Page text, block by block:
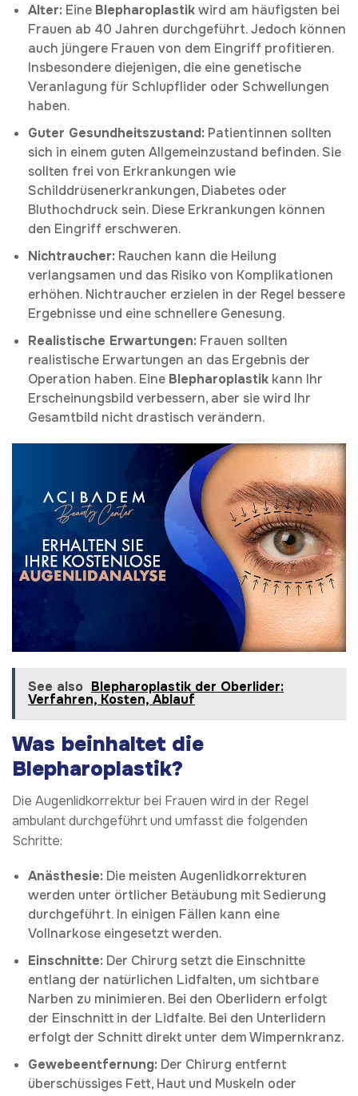
Alter: Eine Blepharoplastikwird am häufigsten bei
Frauen ab 40 Jahren durchgeführt. Jedoch können
auch jüngere Frauen von dem Eingriff profitieren.
Insbesondere diejenigen, die eine genetische
Veranlagung für Schlupflider oder Schwellungen
haben.
Guter Gesundheitszustand: Patientinnen sollten
sich in einem guten Allgemeinzustand befinden. Sie
sollten frei von Erkrankungen wie
Schilddrüsenerkrankungen, Diabetes oder
Bluthochdruck sein. Diese Erkrankungen können
den Eingriff erschweren.
Nichtraucher: Rauchen kann die Heilung
verlangsamen und das Risiko von Komplikationen
erhöhen. Nichtraucher erzielen in der Regel bessere
Ergebnisse und eine schnellere Genesung.
Realistische Erwartungen: Frauen sollten
realistische Erwartungen an das Ergebnis der
Operation haben. Eine Blepharoplastik kann Ihr
Erscheinungsbild verbessern, aber sie wird Ihr
Gesamtbild nicht drastisch verändern.
See also Blepharoplastik der Oberlider:
Verfahren, Kosten, Ablauf
Was beinhaltet die
Blepharoplastik?
Die Augenlidkorrektur bei Frauen wird in der Regel
ambulant durchgeführt und umfasst die folgenden
Schritte:
Anästhesie: Die meisten Augenlidkorrekturen
werden unter örtlicher Betäubung mit Sedierung
durchgeführt. In einigen Fällen kann eine
Vollnarkose eingesetzt werden.
Einschnitte: Der Chirurg setzt die Einschnitte
entlang der natürlichen Lidfalten, um sichtbare
Narben zu minimieren. Bei den Oberlidern erfolgt
der Einschnitt in der Lidfalte. Bei den Unterlidern
erfolgt der Schnitt direkt unter dem Wimpernkranz.
Gewebeentfernung: Der Chirurg entfernt
überschüssiges Fett, Haut und Muskeln oder